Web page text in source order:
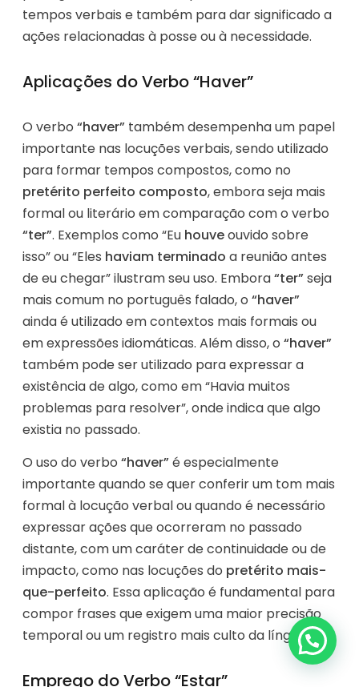
tempos verbais e também para dar significado a
ações relacionadas à posse ou à necessidade.
Aplicações do Verbo “Haver”
O verbo “haver” também desempenha um papel
importante nas locuções verbais, sendo utilizado
para formar tempos compostos, como no
pretérito perfeito composto, embora seja mais
formal ou literário em comparação com o verbo
“ter”. Exemplos como “Eu houveouvido sobre
isso” ou “Eles haviam terminado a reunião antes
de eu chegar” ilustram seu uso. Embora“ter”seja
mais comum no português falado, o “haver”
ainda é utilizado em contextos mais formais ou
em expressões idiomáticas. Além disso, o “haver”
também pode ser utilizado para expressar a
existência de algo, como em “Havia muitos
problemas para resolver”, onde indica que algo
existia no passado.
O uso do verbo “haver”é especialmente
importante quando se quer conferir um tom mais
formal à locução verbal ou quando é necessário
expressar ações que ocorreram no passado
distante, com um caráter de continuidade ou de
impacto, como nas locuções do pretérito mais-
que-perfeito. Essa aplicação é fundamental para
compor frases que exigem uma maior precisão
temporal ou um registro mais culto da língua.
Emprego do Verbo “Estar”